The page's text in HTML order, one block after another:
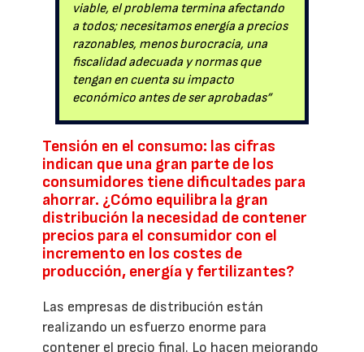
viable, el problema termina afectando
a todos; necesitamos energía a precios
razonables, menos burocracia, una
fiscalidad adecuada y normas que
tengan en cuenta su impacto
económico antes de ser aprobadas”
Tensión en el consumo: las cifras
indican que una gran parte de los
consumidores tiene dificultades para
ahorrar. ¿Cómo equilibra la gran
distribución la necesidad de contener
precios para el consumidor con el
incremento en los costes de
producción, energía y fertilizantes?
Las empresas de distribución están
realizando un esfuerzo enorme para
contener el precio final. Lo hacen mejorando